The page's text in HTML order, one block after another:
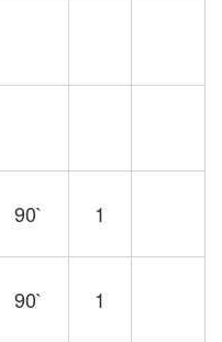
90` 1
90` 1